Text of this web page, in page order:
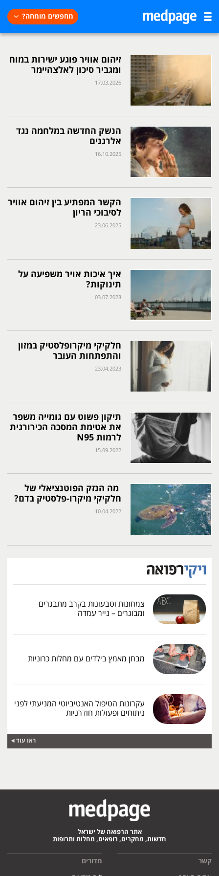
מחפשים מומחה?
זיהום אוויר פוגע ישירות במוח
ומגביר סיכון לאלצהיימר
17.03.2026
הנשק החדשה במלחמה נגד
אלרגנים
16.10.2025
הקשר המפתיע בין זיהום אוויר
לסיבוכי הריון
23.06.2025
איך איכות אויר משפיעה על
תינוקות?
03.07.2023
חלקיקי מיקרופלסטיק במזון
והתפתחות העובר
23.04.2023
תיקון פשוט עם גומייה משפר
את אטימת המסכה הכירורגית
לרמות N95
15.09.2022
מה הנזק הפוטנציאלי של
חלקיקי מיקרו-פלסטיק בדם?
10.04.2022
צמחונות וטבעונות בקרב מתבגרים
ומבוגרים – נייר עמדה
מבחן מאמץ בילדים עם מחלות כרוניות
עקרונות הטיפול האנטיביוטי המניעתי לפני
ניתוחים ופעולות חודרניות
ראו עוד
אתר הרפואה של ישראל
חדשות, מחקרים, רופאים, מחלות ותרופות
קשר מדורים